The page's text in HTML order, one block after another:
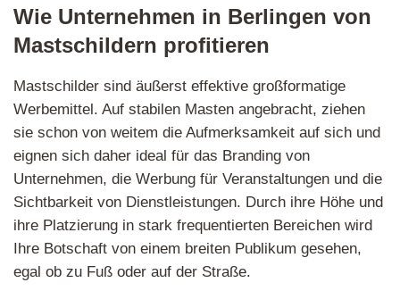
Wie Unternehmen in Berlingen von
Mastschildern profitieren
Mastschilder sind äußerst effektive großformatige
Werbemittel. Auf stabilen Masten angebracht, ziehen
sie schon von weitem die Aufmerksamkeit auf sich und
eignen sich daher ideal für das Branding von
Unternehmen, die Werbung für Veranstaltungen und die
Sichtbarkeit von Dienstleistungen. Durch ihre Höhe und
ihre Platzierung in stark frequentierten Bereichen wird
Ihre Botschaft von einem breiten Publikum gesehen,
egal ob zu Fuß oder auf der Straße.